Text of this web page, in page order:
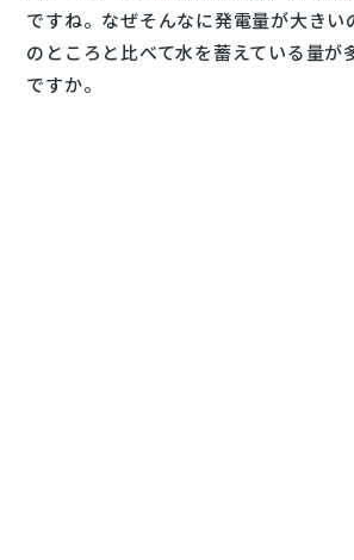
ですね。なぜそんなに発電量が大きい
のところと比べて水を蓄えている量が
ですか。